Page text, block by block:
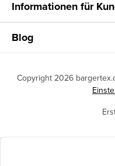
Informationen für
Blog
Copyright 2026